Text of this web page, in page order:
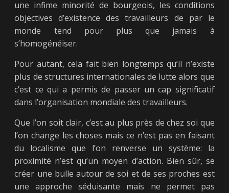
une infime minorité de bourgeois, les conditions
objectives d’existence des travailleurs de par le
monde tend pour plus que jamais à
s’homogénéiser.
Pour autant, cela fait bien longtemps qu’il n’existe
plus de structures internationales de lutte alors que
c’est ce qui a permis de passer un cap significatif
dans l’organisation mondiale des travailleurs.
Que l’on soit clair, c’est au plus près de chez soi que
l’on change les choses mais ce n’est pas en faisant
du localisme que l’on renverse un système: la
proximité n’est qu’un moyen d’action. Bien sûr, se
créer une bulle autour de soi et de ses proches est
une approche séduisante mais ne permet pas